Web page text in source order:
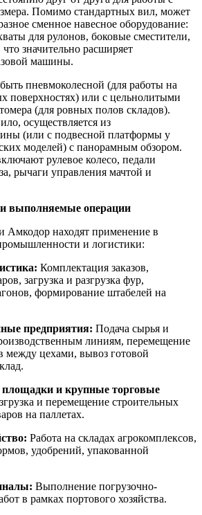
Помимо стандартных вил, может
сменное навесное оборудование:
для рулонов, боковые сместители,
значительно расширяет
машины.
пневмоколесной (для работы на
поверхностях) или с цельнолитыми
(для ровных полов складов).
осуществляется из
(или с подвесной платформы у
моделей) с панорамным обзором.
рулевое колесо, педали
рычаги управления мачтой и
выполняемые операции
Амкодор находят применение в
и логистики:
Комплектация заказов,
загрузка и разгрузка фур,
формирование штабелей на
предприятия: Подача сырья и
линиям, перемещение
между цехами, вывоз готовой
и крупные торговые
и перемещение строительных
на паллетах.
Работа на складах агрокомплексов,
удобрений, упакованной
Выполнение погрузочно-
в рамках портового хозяйства.